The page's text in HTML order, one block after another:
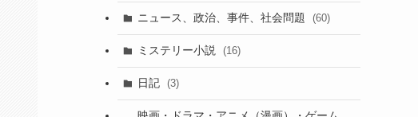
ニュース、政治、事件、社会問題 (60)
ミステリー小説 (16)
日記 (3)